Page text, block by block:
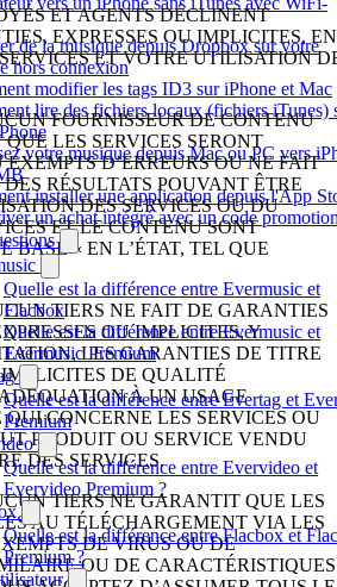
de la musique depuis Dropbox sur votre
hors connexion
modifier les tags ID3 sur iPhone et Mac
lire des fichiers locaux (fichiers iTunes)
votre musique depuis Mac ou PC vers
installer une application depuis l'App
un achat intégré avec un code
Quelle est la différence entre Evermusic et
Flacbox
Quelle est la différence entre Evermusic et
Evermusic Premium
Quelle est la différence entre Evertag et
Premium
Quelle est la différence entre Evervideo et
Evervideo Premium ?
Quelle est la différence entre Flacbox et
Premium ?
ET AGENTS DÉCLINENT
EXPRESSES OU IMPLICITES, EN
ET VOTRE UTILISATION
FOURNISSEUR DE CONTENU
LES SERVICES SERONT
D’ERREURS OU NE FAIT
RÉSULTATS POUVANT ÊTRE
DES SERVICES OU DU
ET LE CONTENU SONT
BASE « EN L’ÉTAT, TEL QUE
TIERS NE FAIT DE GARANTIES
OU IMPLICITES, Y
LES GARANTIES DE TITRE
DE QUALITÉ
À UN USAGE
CONCERNE LES SERVICES OU
PRODUIT OU SERVICE VENDU
DES SERVICES.
TIERS NE GARANTIT QUE LES
AU TÉLÉCHARGEMENT VIA LES
DE VIRUS OU DE
OU DE CARACTÉRISTIQUES